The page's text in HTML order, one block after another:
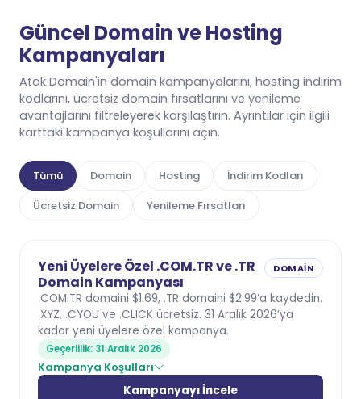
Güncel Domain ve Hosting
Kampanyaları
Atak Domain'in domain kampanyalarını, hosting indirim
kodlarını, ücretsiz domain fırsatlarını ve yenileme
avantajlarını filtreleyerek karşılaştırın. Ayrıntılar için ilgili
karttaki kampanya koşullarını açın.
Tümü Domain Hosting
İndirim Kodları
Ücretsiz Domain
Yenileme Fırsatları
Yeni Üyelere Özel .COM.TR ve .TR
Domain Kampanyası
DOMAIN
.COM.TR domaini $1.69, .TR domaini $2.99’a kaydedin.
.XYZ, .CYOU ve .CLICK ücretsiz. 31 Aralık 2026’ya
kadar yeni üyelere özel kampanya.
Geçerlilik: 31 Aralık 2026
Kampanya Koşulları
Kampanyayı İncele